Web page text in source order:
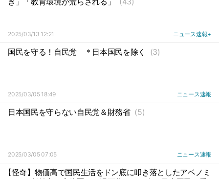
2025/03/13 12:21 ニュース速報+
国民を守る！自民党 ＊日本国民を除く (3)
2025/03/05 18:49 ニュース速報
日本国民を守らない自民党＆財務省 (5)
2025/03/05 07:05 ニュース速報
【怪奇】物価高で国民生活をドン底に叩き落としたアベノミ